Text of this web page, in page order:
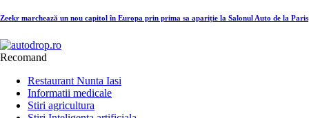
Zeekr marchează un nou capitol în Europa prin prima sa apariție la Salonul Auto de la Paris
Recomand
Restaurant Nunta Iasi
Informatii medicale
Stiri agricultura